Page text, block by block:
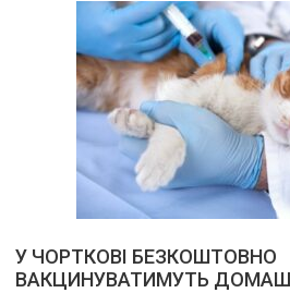
У ЧОРТКОВІ БЕЗКОШТОВНО
ВАКЦИНУВАТИМУТЬ